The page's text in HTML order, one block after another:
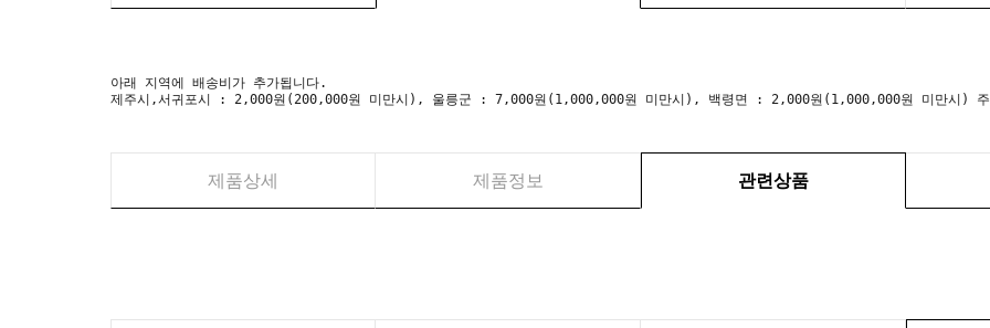
아래 지역에 배송비가 추가됩니다.
제주시,서귀포시 : 2,000원(200,000원 미만시), 울릉군 : 7,000원(1,000,000원 미만시), 백령면 : 2,000원(1,000,000원 미만시) 주
제품상세 제품정보 관련상품